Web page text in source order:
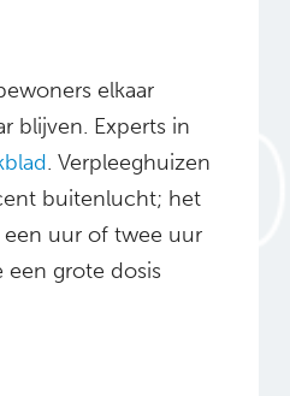
elkaar
blijven. Experts in
. Verpleeghuizen
buitenlucht; het
een uur of twee uur
een grote dosis